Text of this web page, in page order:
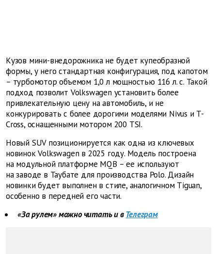
Кузов мини-внедорожника не будет купеобразной
формы, у него стандартная конфигурация, под капотом
– турбомотор объемом 1,0 л мощностью 116 л. с. Такой
подход позволит Volkswagen установить более
привлекательную цену на автомобиль, и не
конкурировать с более дорогими моделями Nivus и T-
Cross, оснащенными мотором 200 TSI.
Новый SUV позиционируется как одна из ключевых
новинок Volkswagen в 2025 году. Модель построена
на модульной платформе MQB – ее используют
на заводе в Таубате для производства Polo. Дизайн
новинки будет выполнен в стиле, аналогичном Tiguan,
особенно в передней его части.
«За рулем» можно читать и вТелеграм